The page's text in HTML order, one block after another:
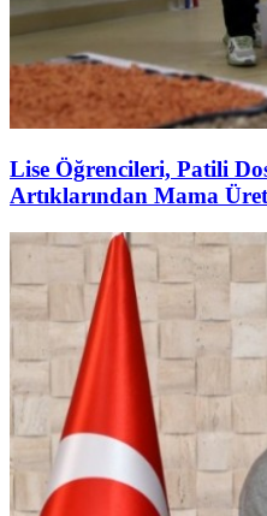
Lise Öğrencileri, Patili
Artıklarından Mama